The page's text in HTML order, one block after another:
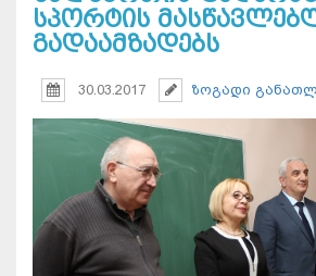
სპორტის
გადაამზადებს
30.03.2017 ზოგადი